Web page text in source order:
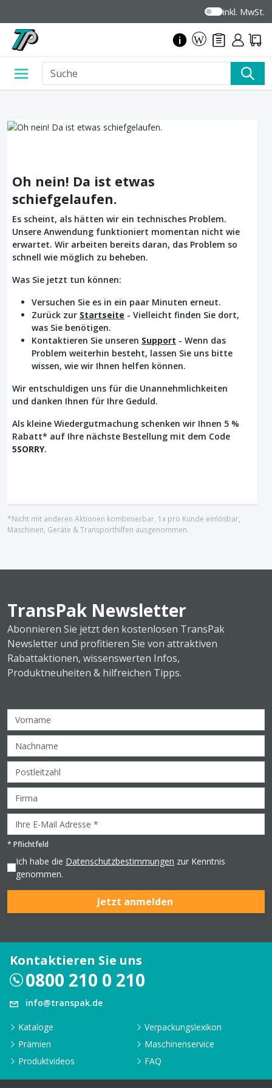
inkl. MwSt.
Oh nein! Da ist etwas
schiefgelaufen.
Es scheint, als hätten wir ein technisches Problem.
Unsere Anwendung funktioniert momentan nicht wie
erwartet. Wir arbeiten bereits daran, das Problem so
schnell wie möglich zu beheben.
Was Sie jetzt tun können:
Versuchen Sie es in ein paar Minuten erneut.
Zurück zur Startseite - Vielleicht finden Sie dort,
was Sie benötigen.
Kontaktieren Sie unseren Support - Wenn das
Problem weiterhin besteht, lassen Sie uns bitte
wissen, wie wir Ihnen helfen können.
Wir entschuldigen uns für die Unannehmlichkeiten
und danken Ihnen für Ihre Geduld.
Als kleine Wiedergutmachung schenken wir Ihnen 5 %
Rabatt* auf Ihre nächste Bestellung mit dem Code
5SORRY.
*Nicht mit anderen Aktionen kombinierbar, 1x pro Kunde einlösbar,
Maschinen, Geräte & Transporthilfen ausgenommen.
TransPak Newsletter
Abonnieren Sie jetzt den kostenlosen TransPak
Newsletter und profitieren Sie von attraktiven
Rabattaktionen, wissenswerten Infos,
Produktneuheiten & hilfreichen Tipps.
* Pflichtfeld
Ich habe die Datenschutzbestimmungen zur Kenntnis
genommen.
Jetzt anmelden
Kontaktieren Sie uns
0800 210 0 210
info@transpak.de
Kataloge
Verpackungslexikon
Prämien
Maschinenservice
Produktvideos
FAQ